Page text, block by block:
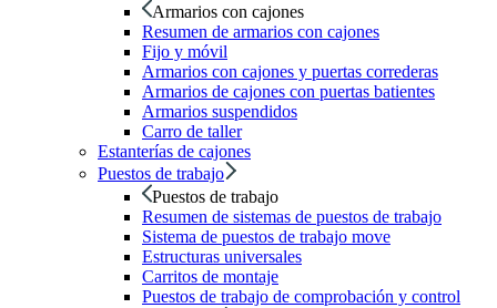
Armarios con cajones
Resumen de armarios con cajones
Fijo y móvil
Armarios con cajones y puertas correderas
Armarios de cajones con puertas batientes
Armarios suspendidos
Carro de taller
Estanterías de cajones
Puestos de trabajo
Puestos de trabajo
Resumen de sistemas de puestos de trabajo
Sistema de puestos de trabajo move
Estructuras universales
Carritos de montaje
Puestos de trabajo de comprobación y control